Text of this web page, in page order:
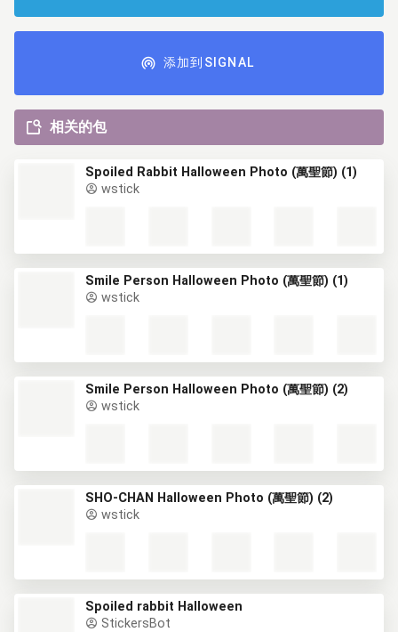
添加到SIGNAL
相关的包
Spoiled Rabbit Halloween Photo (萬聖節) (1)
wstick
Smile Person Halloween Photo (萬聖節) (1)
wstick
Smile Person Halloween Photo (萬聖節) (2)
wstick
SHO-CHAN Halloween Photo (萬聖節) (2)
wstick
Spoiled rabbit Halloween
StickersBot